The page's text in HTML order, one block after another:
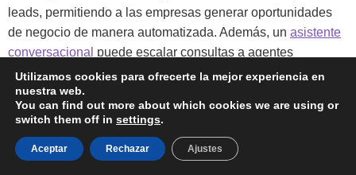
leads, permitiendo a las empresas generar oportunidades
de negocio de manera automatizada. Además, un asistente
conversacional puede escalar consultas a agentes
humanos cuando sea necesario, garantizando una
experiencia del cliente sin fricciones.
3. Reducción de costos operativos
Utilizamos cookies para ofrecerte la mejor experiencia en
nuestra web.
You can find out more about which cookies we are using or
switch them off in settings.
Aceptar Rechazar Ajustes